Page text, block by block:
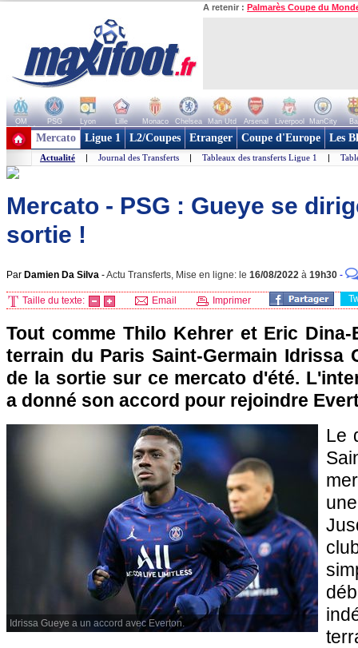
A retenir : Palmarès Coupe du
OM PSG Lyon Lille Monaco Chelsea Man Utd Arsenal Liverpool ManCity
+ de clubs
Mercato Ligue 1 L2/Coupes Etranger Coupe d'Europe Les
Actualité | Journal des Transferts | Tableaux des transferts Ligue 1 |
Mercato - PSG : Gueye se
sortie !
Par Damien Da Silva -Actu Transferts, Mise en ligne: le 16/08/2022 à 19h30 -
Taille du texte: Email Imprimer
Tout comme Thilo Kehrer et Eric
terrain du Paris Saint-Germain Idrissa
de la sortie sur ce mercato d'été.
a donné son accord pour rejoindre
Idrissa Gueye a un accord avec Everton.
Le